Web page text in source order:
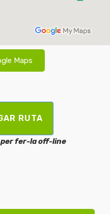
Maps
RUTA
fer-la off-line